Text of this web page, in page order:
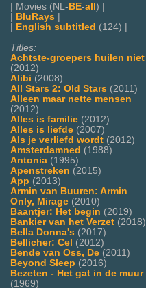
| Movies (NL- BE-all ) |
BluRays
English subtitled (124) |
Titles:
Achtste-groepers huilen niet
(2012)
Alibi (2008)
All Stars 2: Old Stars (2011)
Alleen maar nette mensen
(2012)
Alles is familie (2012)
Alles is liefde (2007)
Als je verliefd wordt (2012)
Amsterdamned (1988)
Antonia (1995)
Apenstreken (2015)
App (2013)
Armin van Buuren: Armin
Only, Mirage (2010)
Baantjer: Het begin (2019)
Bankier van het Verzet (2018)
Bella Donna's (2017)
Bellicher: Cel (2012)
Bende van Oss, De (2011)
Beyond Sleep (2016)
Bezeten - Het gat in de muur
(1969)